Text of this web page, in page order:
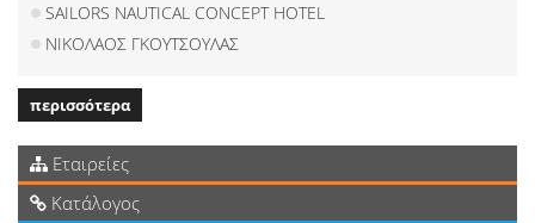
SAILORS NAUTICAL CONCEPT HOTEL
ΝΙΚΟΛΑΟΣ ΓΚΟΥΤΣΟΥΛΑΣ
περισσότερα
Εταιρείες
Κατάλογος